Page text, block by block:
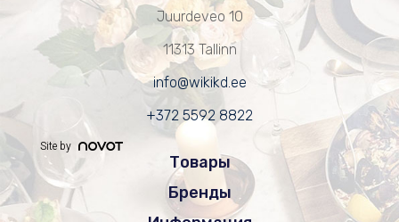
Juurdeveo 10
11313 Tallinn
info@wikikd.ee
+372 5592 8822
Site by
Товары
Бренды